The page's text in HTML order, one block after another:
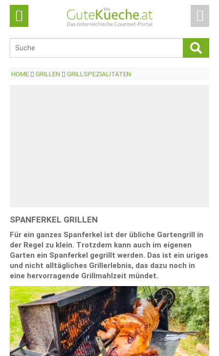
HOME GRILLEN GRILLSPEZIALITÄTEN
SPANFERKEL GRILLEN
Für ein ganzes Spanferkel ist der übliche Gartengrill in
der Regel zu klein. Trotzdem kann auch im eigenen
Garten ein Spanferkel gegrillt werden. Das ist ein uriges
und nicht alltägliches Grillerlebnis, das dazu noch in
eine hervorragende Grillmahlzeit mündet.